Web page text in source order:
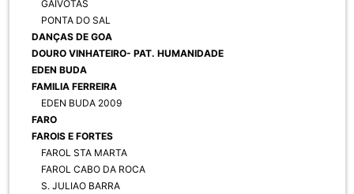
GAIVOTAS
PONTA DO SAL
DANÇAS DE GOA
DOURO VINHATEIRO- PAT. HUMANIDADE
EDEN BUDA
FAMILIA FERREIRA
EDEN BUDA 2009
FARO
FAROIS E FORTES
FAROL STA MARTA
FAROL CABO DA ROCA
S. JULIAO BARRA